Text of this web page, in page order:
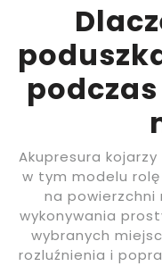
Akupresura
w tym modelu
na powierzchni
wykonywania
wybranych
rozluźnienia i